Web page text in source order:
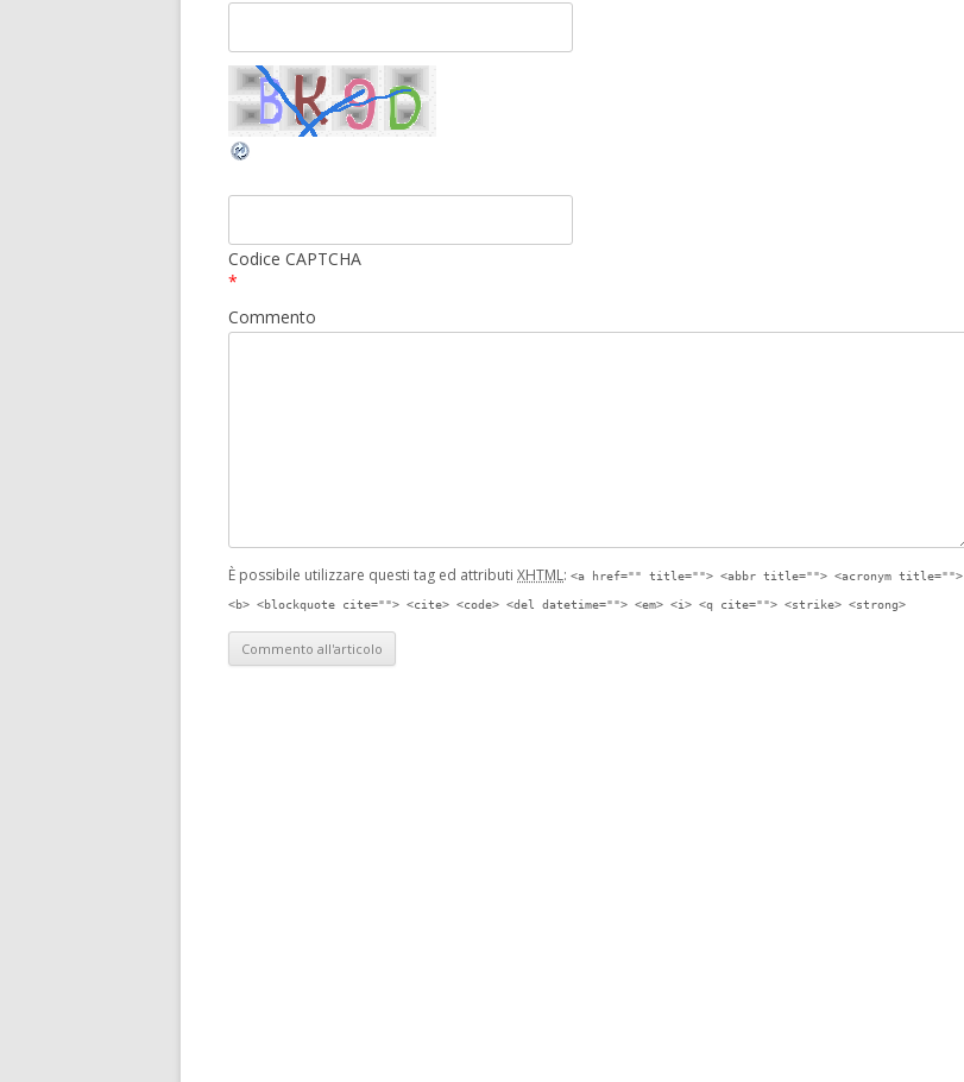
Codice CAPTCHA
*
Commento
È possibile utilizzare questi tag ed attributi XHTML: <a href="" title=""> <abbr title=""> <acronym title="">
<b> <blockquote cite=""> <cite> <code> <del datetime=""> <em> <i> <q cite=""> <strike> <strong>